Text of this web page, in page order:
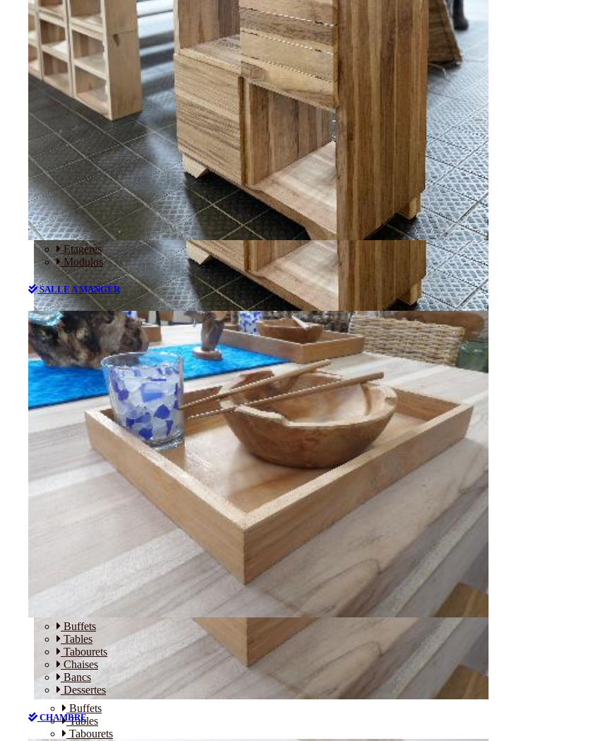
Etagères
Modulos
SALLE A MANGER
Buffets
Tables
Tabourets
Chaises
Bancs
Dessertes
CHAMBRE
Etagères
Modulos
SALLE A MANGER
Buffets
Tables
Tabourets